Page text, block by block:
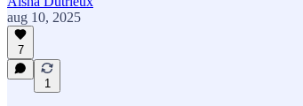
aug 10, 2025
7
1